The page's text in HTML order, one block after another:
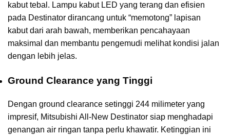
kabut tebal. Lampu kabut LED yang terang dan efisien
pada Destinator dirancang untuk “memotong” lapisan
kabut dari arah bawah, memberikan pencahayaan
maksimal dan membantu pengemudi melihat kondisi jalan
dengan lebih jelas.
Ground Clearance yang Tinggi
Dengan ground clearance setinggi 244 milimeter yang
impresif, Mitsubishi All-New Destinator siap menghadapi
genangan air ringan tanpa perlu khawatir. Ketinggian ini